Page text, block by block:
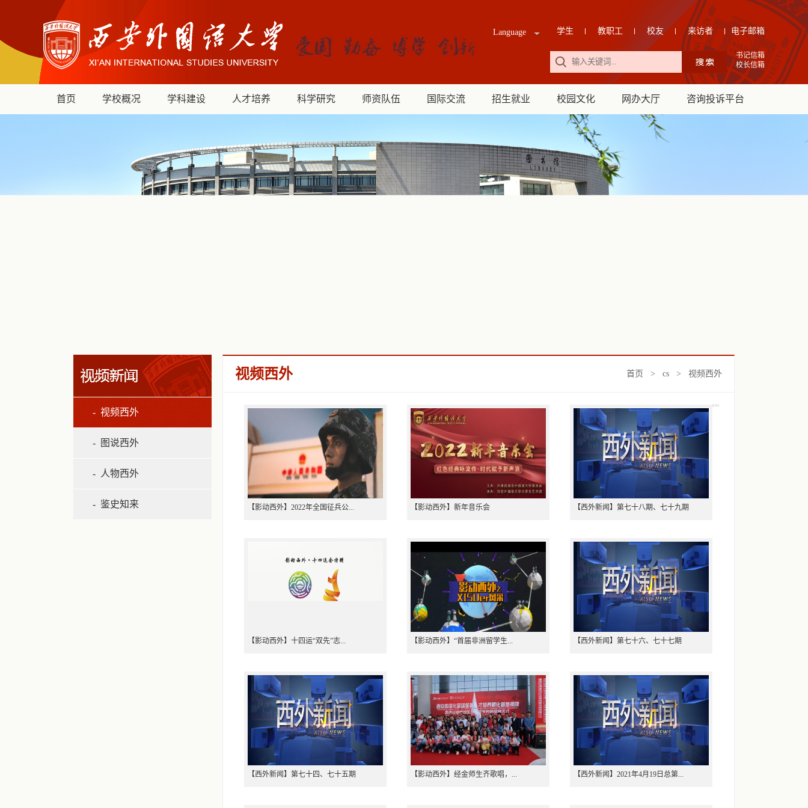
学生 教职工 校友 来访者 电子邮箱
Language
书记信箱
校长信箱
首页 学校概况 学科建设 人才培养 科学研究 师资队伍 国际交流 招生就业 校园文化 网办大厅 咨询投诉平台
- 视频西外
- 图说西外
- 人物西外
- 鉴史知来
视频西外 首页 > cs > 视频西外
【影动西外】2022年全国征兵公... 【影动西外】新年音乐会 【西外新闻】第七十八期、七十九期
【影动西外】十四运“双先”志... 【影动西外】“首届非洲留学生... 【西外新闻】第七十六、七十七期
【西外新闻】第七十四、七十五期 【影动西外】经金师生齐歌唱，... 【西外新闻】2021年4月19日总第...